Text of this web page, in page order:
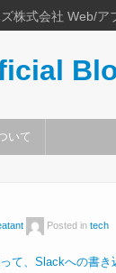
株式会社 Web/ア
いて
Posted in tech
て、Slackへの書き